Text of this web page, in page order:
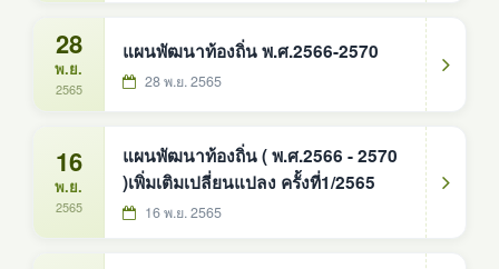
28
พ.ย.
2565
แผนพัฒนาท้องถิ่น พ.ศ.2566-2570
28 พ.ย. 2565
16
พ.ย.
2565
แผนพัฒนาท้องถิ่น ( พ.ศ.2566 - 2570
)เพิ่มเติมเปลี่ยนแปลง ครั้งที่1/2565
16 พ.ย. 2565